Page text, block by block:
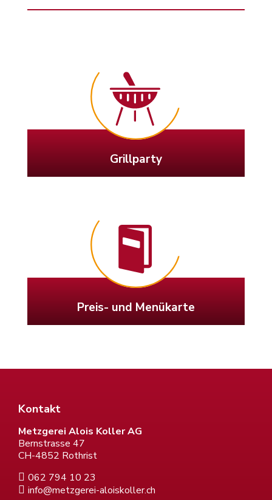
Grillparty
Preis- und Menükarte
Kontakt
Metzgerei Alois Koller AG
Bernstrasse 47
CH-4852 Rothrist
062 794 10 23
info@metzgerei-aloiskoller.ch